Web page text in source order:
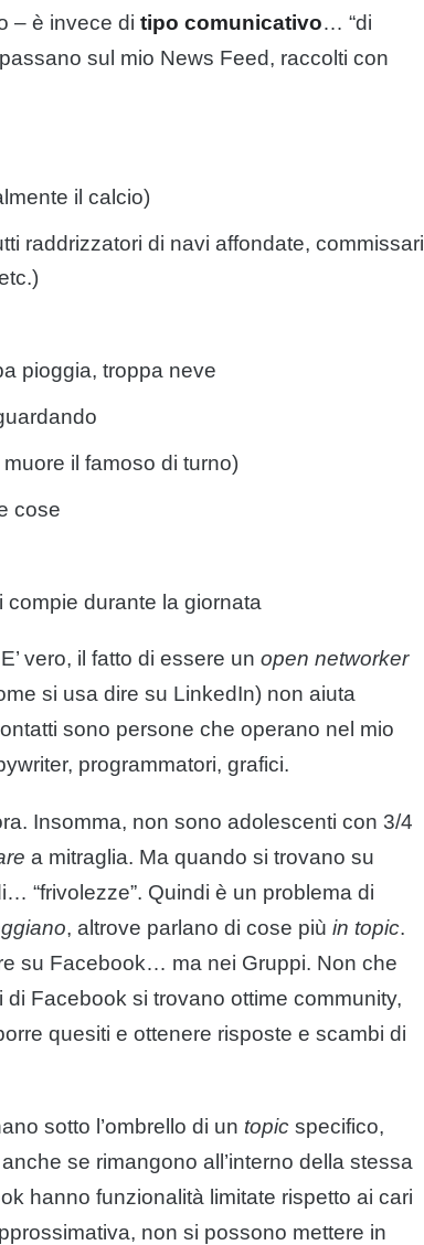
– è invece di tipo comunicativo… “di
sul mio News Feed, raccolti con
il calcio)
raddrizzatori di navi affondate, commissari
pioggia, troppa neve
il famoso di turno)
cose
durante la giornata
vero, il fatto di essere un open networker
si usa dire su LinkedIn) non aiuta
sono persone che operano nel mio
programmatori, grafici.
Insomma, non sono adolescenti con 3/4
a mitraglia. Ma quando si trovano su
“frivolezze”. Quindi è un problema di
, altrove parlano di cose più in topic.
su Facebook… ma nei Gruppi. Non che
Facebook si trovano ottime community,
quesiti e ottenere risposte e scambi di
sotto l’ombrello di un topic specifico,
se rimangono all’interno della stessa
hanno funzionalità limitate rispetto ai cari
non si possono mettere in